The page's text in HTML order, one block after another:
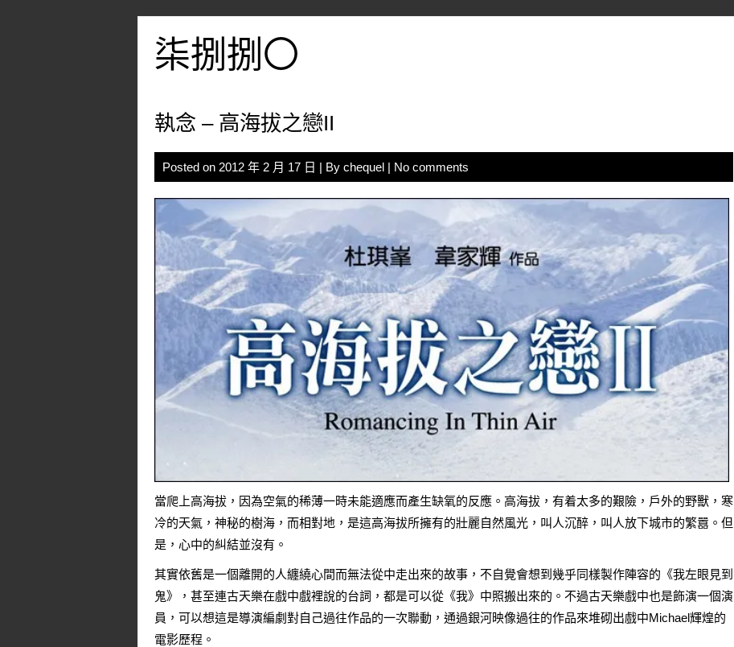
柒捌捌〇
執念 – 高海拔之戀II
Posted on 2012 年 2 月 17 日 | By chequel | No comments
當爬上高海拔，因為空氣的稀薄一時未能適應而產生缺氧的反應。高海拔，有着太多的艱險，戶外的野獸，寒
冷的天氣，神秘的樹海，而相對地，是這高海拔所擁有的壯麗自然風光，叫人沉醉，叫人放下城市的繁囂。但
是，心中的糾結並沒有。
其實依舊是一個離開的人纏繞心間而無法從中走出來的故事，不自覺會想到幾乎同樣製作陣容的《我左眼見到
鬼》，甚至連古天樂在戲中戲裡說的台詞，都是可以從《我》中照搬出來的。不過古天樂戲中也是飾演一個演
員，可以想這是導演編劇對自己過往作品的一次聯動，通過銀河映像過往的作品來堆砌出戲中Michael輝煌的
電影歷程。